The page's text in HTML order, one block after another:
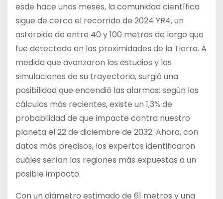
esde hace unos meses, la comunidad científica
sigue de cerca el recorrido de 2024 YR4, un
asteroide de entre 40 y 100 metros de largo que
fue detectado en las proximidades de la Tierra. A
medida que avanzaron los estudios y las
simulaciones de su trayectoria, surgió una
posibilidad que encendió las alarmas: según los
cálculos más recientes, existe un 1,3% de
probabilidad de que impacte contra nuestro
planeta el 22 de diciembre de 2032. Ahora, con
datos más precisos, los expertos identificaron
cuáles serían las regiones más expuestas a un
posible impacto.
Con un diámetro estimado de 61 metros y una